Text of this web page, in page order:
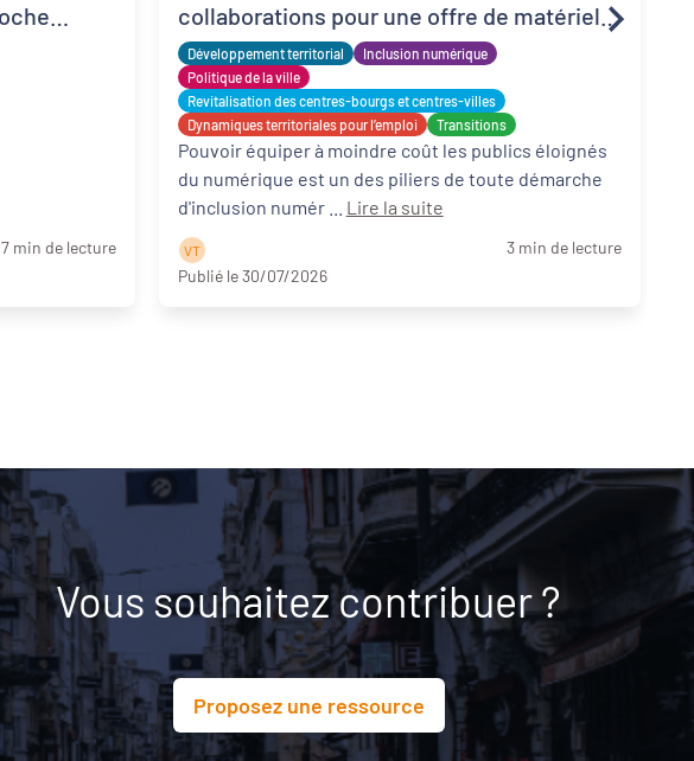
7 min de lecture
Développement territorial
Inclusion numérique
Politique de la ville
Revitalisation des centres-bourgs et centres-villes
Dynamiques territoriales pour l’emploi
Transitions
collaborations pour une offre de matériels
reconditionnés locale, solidaire et adaptée
?
Pouvoir équiper à moindre coût les publics éloignés
du numérique est un des piliers de toute démarche
Lire la suite
V T
3 min de lecture
Publié le 30/07/2026
Vous souhaitez contribuer ?
Proposez une ressource